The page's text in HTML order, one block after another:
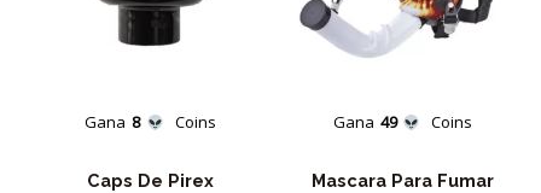
Gana 8 Coins
Caps De Pirex
Gana 49 Coins
Mascara Para Fumar